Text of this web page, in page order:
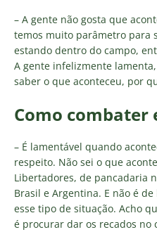
– A gente não gosta que
temos muito parâmetro para
estando dentro do campo,
A gente infelizmente
saber o que aconteceu, por
Como combater
– É lamentável quando
respeito. Não sei o que
Libertadores, de pancadaria
Brasil e Argentina. E não é
esse tipo de situação. Acho
é procurar dar os recados no